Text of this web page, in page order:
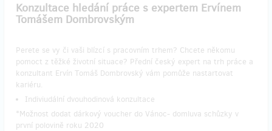
Konzultace hledání práce s expertem Ervínem
Tomášem Dombrovským
Perete se vy či vaši blízcí s pracovním trhem? Chcete někomu
pomoct z těžké životní situace? Přední český expert na trh práce a
konzultant Ervín Tomáš Dombrovský vám pomůže nastartovat
kariéru.
Indiviudální dvouhodinová konzultace
*Možnost dodat dárkový voucher do Vánoc- domluva schůzky v
první polovině roku 2020